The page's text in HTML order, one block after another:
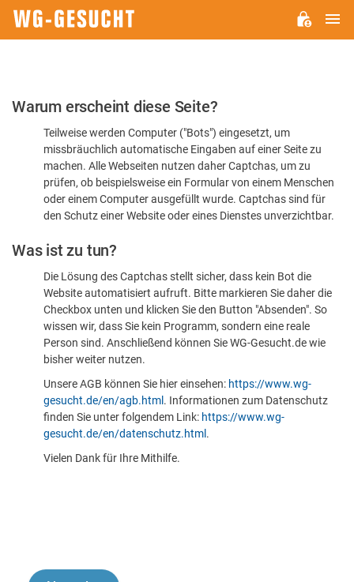
Bitte
dass
sind
Warum erscheint diese Seite?
Teilweise werden Computer ("Bots") eingesetzt, um
missbräuchlich automatische Eingaben auf einer Seite zu
machen. Alle Webseiten nutzen daher Captchas, um zu
prüfen, ob beispielsweise ein Formular von einem Menschen
oder einem Computer ausgefüllt wurde. Captchas sind für
den Schutz einer Website oder eines Dienstes unverzichtbar.
Was ist zu tun?
Die Lösung des Captchas stellt sicher, dass kein Bot die
Website automatisiert aufruft. Bitte markieren Sie daher die
Checkbox unten und klicken Sie den Button "Absenden". So
wissen wir, dass Sie kein Programm, sondern eine reale
Person sind. Anschließend können Sie WG-Gesucht.de wie
bisher weiter nutzen.
Unsere AGB können Sie hier einsehen: https://www.wg-
gesucht.de/en/agb.html . Informationen zum Datenschutz
finden Sie unter folgendem Link: https://www.wg-
gesucht.de/en/datenschutz.html .
Vielen Dank für Ihre Mithilfe.